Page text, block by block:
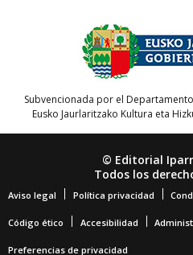
Subvencionada por el
Eusko Jaurlaritzako Kultura eta
© Editorial
Todos los
Aviso legal Política privacidad
Código ético Accesibilidad
Preferencias de privacidad